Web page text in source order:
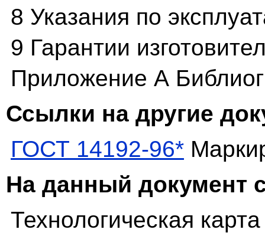
8 Указания по
9 Гарантии
Приложение А
Ссылки на другие
ГОСТ 14192-96*
На данный документ
Технологическая